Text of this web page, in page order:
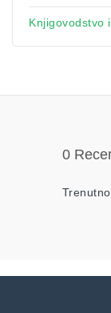
Knjigovodstvo
0